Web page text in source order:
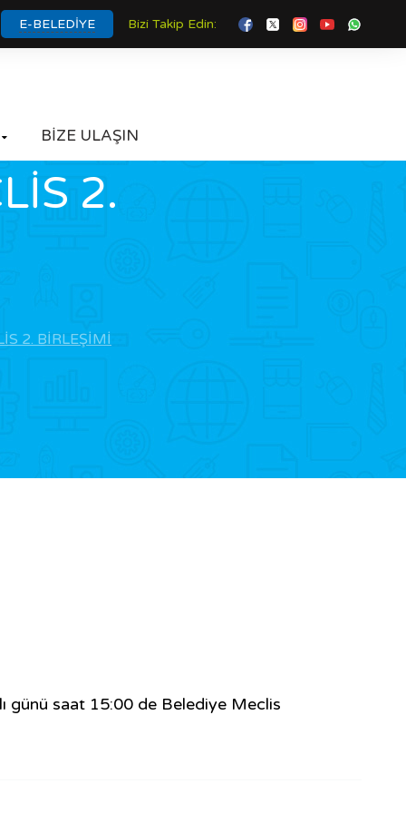
E-BELEDİYE Bizi Takip Edin:
 BİZE ULAŞIN
2.
2. BİRLEŞİMİ
günü saat 15:00 de Belediye Meclis